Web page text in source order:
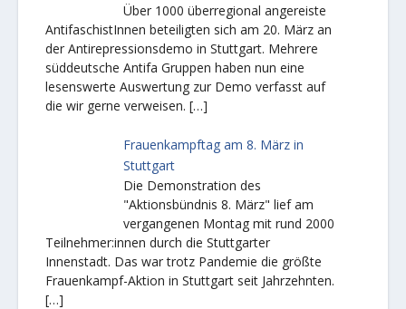
Über 1000 überregional angereiste
AntifaschistInnen beteiligten sich am 20. März an
der Antirepressionsdemo in Stuttgart. Mehrere
süddeutsche Antifa Gruppen haben nun eine
lesenswerte Auswertung zur Demo verfasst auf
die wir gerne verweisen. […]
Frauenkampftag am 8. März in
Stuttgart
Die Demonstration des
"Aktionsbündnis 8. März" lief am
vergangenen Montag mit rund 2000
Teilnehmer:innen durch die Stuttgarter
Innenstadt. Das war trotz Pandemie die größte
Frauenkampf-Aktion in Stuttgart seit Jahrzehnten.
[…]